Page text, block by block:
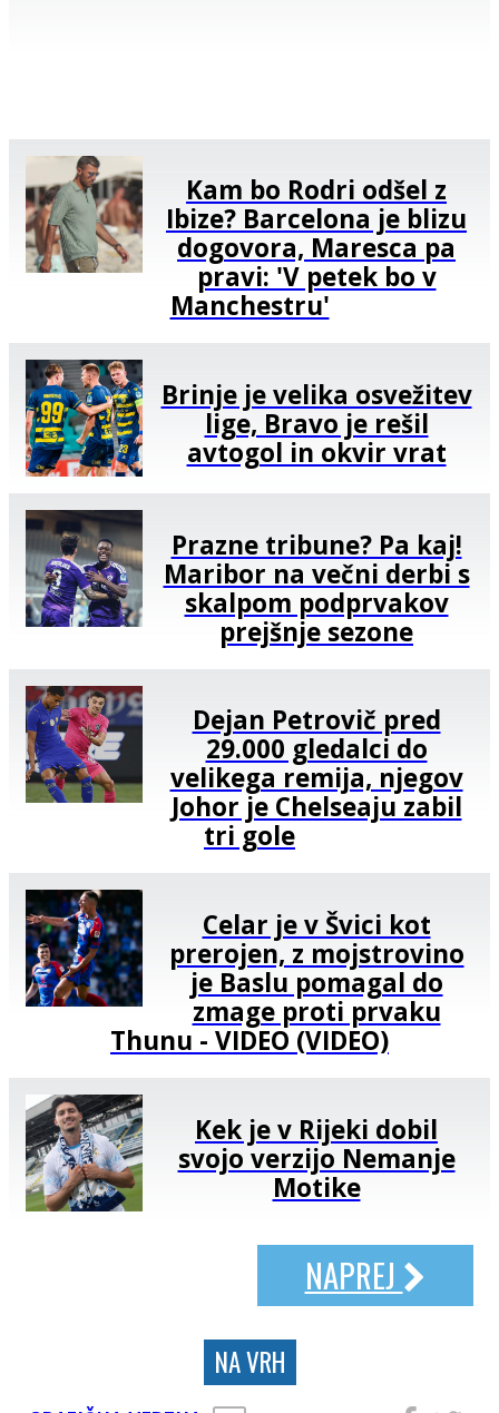
Kam bo Rodri odšel z
Ibize? Barcelona je blizu
dogovora, Maresca pa
pravi: 'V petek bo v
Manchestru'
Brinje je velika osvežitev
lige, Bravo je rešil
avtogol in okvir vrat
Prazne tribune? Pa kaj!
Maribor na večni derbi s
skalpom podprvakov
prejšnje sezone
Dejan Petrovič pred
29.000 gledalci do
velikega remija, njegov
Johor je Chelseaju zabil
tri gole
Celar je v Švici kot
prerojen, z mojstrovino
je Baslu pomagal do
zmage proti prvaku
Thunu - VIDEO (VIDEO)
Kek je v Rijeki dobil
svojo verzijo Nemanje
Motike
NAPREJ
NA VRH